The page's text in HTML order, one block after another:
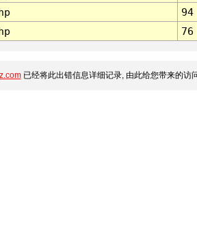
94
76
已经将此出错信息详细记录, 由此给您带来的访